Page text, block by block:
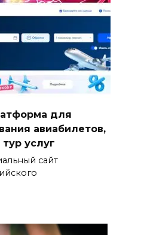
для
авиабилетов,
услуг
сайт